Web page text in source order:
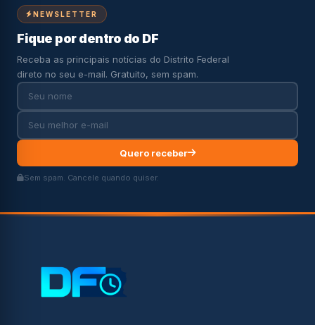
NEWSLETTER
Fique por dentro do DF
Receba as principais notícias do Distrito Federal
direto no seu e-mail. Gratuito, sem spam.
Quero receber
Sem spam. Cancele quando quiser.